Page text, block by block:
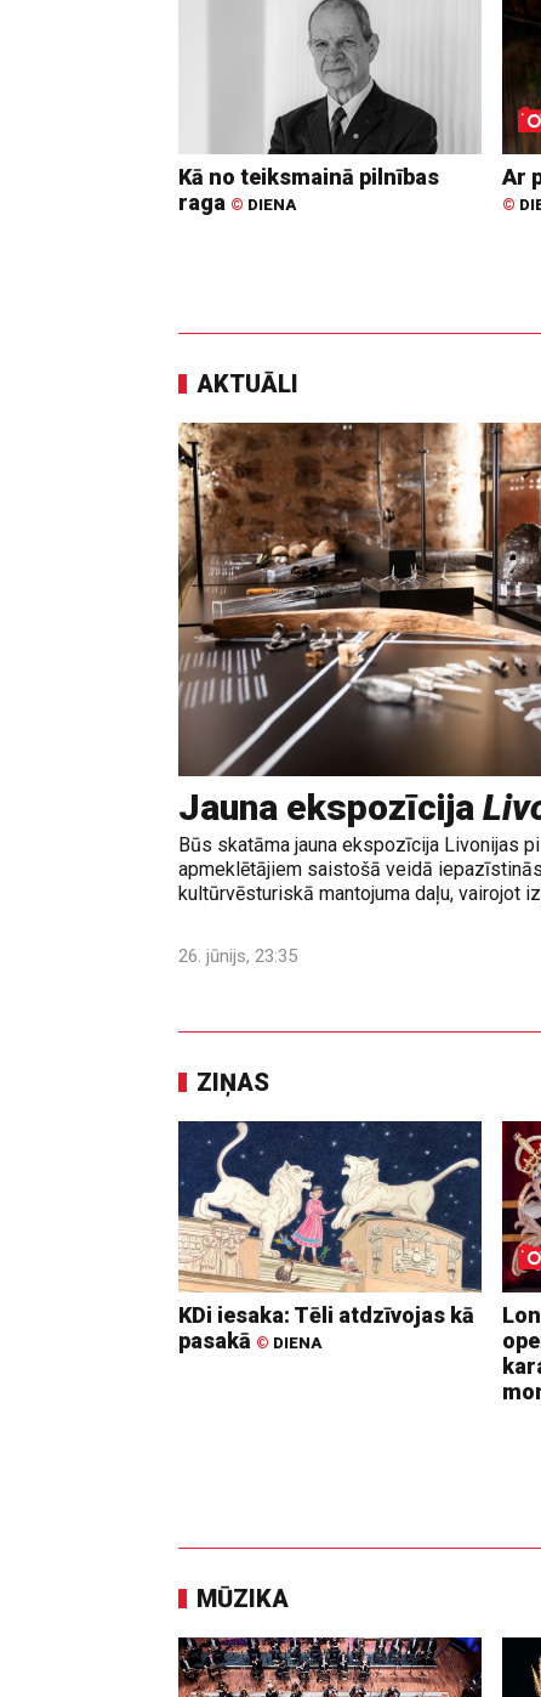
Kā no teiksmainā pilnības
raga © DIENA
Ar
©
AKTUĀLI
Jauna ekspozīcija
Būs skatāma jauna ekspozīcija Livonijas
apmeklētājiem saistošā veidā
kultūrvēsturiskā mantojuma daļu, vairojot
26. jūnijs, 23:35
ZIŅAS
KDi iesaka: Tēli atdzīvojas kā
pasakā © DIENA
MŪZIKA